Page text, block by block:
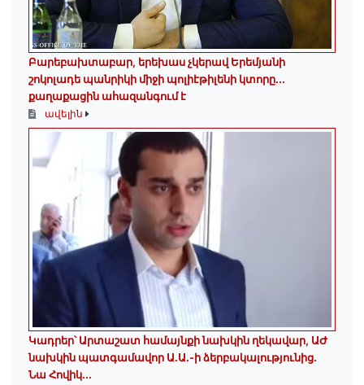
Բարեբախտաբար, երեխաս չկերավ Երեմյանի
շոկոլադե պանրիկի միջի պոլիէթիլենի կտորը․․․
քաղաքացին ահազանգում է
ավելին
Կադրեր՝ Արտաշատ համայնքի նախկին ղեկավար, ԱԺ
նախկին պատգամավոր Ա.Ա.-ի ձերբակալությունից.
Նա Հովիկ...